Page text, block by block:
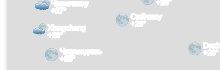
Чжумадянь
+25°
Чжэнчжоу
+27°
+26°
Сюйчжоу
+26°
+25°
Xiangcheng
+26°